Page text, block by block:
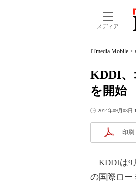
メディア
ITmedia Mobile >
KDDI、
を開始
2014年09月03日
印刷
KDDIは9
の国際ロー